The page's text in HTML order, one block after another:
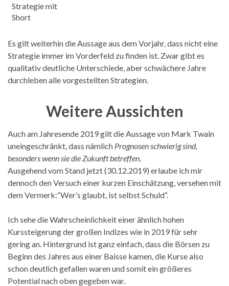
Strategie mit
Short
Es gilt weiterhin die Aussage aus dem Vorjahr, dass nicht eine
Strategie immer im Vorderfeld zu finden ist. Zwar gibt es
qualitativ deutliche Unterschiede, aber schwächere Jahre
durchleben alle vorgestellten Strategien.
Weitere Aussichten
Auch am Jahresende 2019 gilt die Aussage von Mark Twain
uneingeschränkt, dass nämlich Prognosen schwierig sind,
besonders wenn sie die Zukunft betreffen.
Ausgehend vom Stand jetzt (30.12.2019) erlaube ich mir
dennoch den Versuch einer kurzen Einschätzung, versehen mit
dem Vermerk:“Wer’s glaubt, ist selbst Schuld“.
Ich sehe die Wahrscheinlichkeit einer ähnlich hohen
Kurssteigerung der großen Indizes wie in 2019 für sehr
gering an. Hintergrund ist ganz einfach, dass die Börsen zu
Beginn des Jahres aus einer Baisse kamen, die Kurse also
schon deutlich gefallen waren und somit ein größeres
Potential nach oben gegeben war.